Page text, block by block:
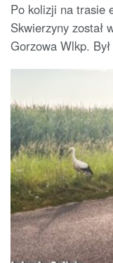
Po kolizji na trasie
Skwierzyny został
Gorzowa Wlkp.